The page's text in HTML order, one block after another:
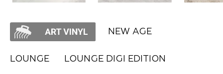
NEW AGE
LOUNGE LOUNGE DIGI EDITION
Где купить